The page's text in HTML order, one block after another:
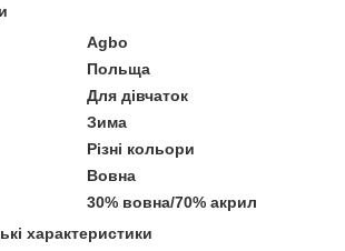
Agbo
Польща
Для дівчаток
Зима
Різні кольори
Вовна
30% вовна/70% акрил
характеристики